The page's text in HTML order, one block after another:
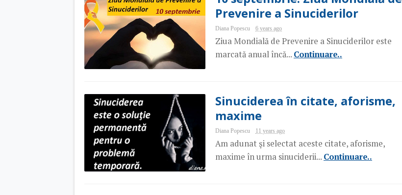
Prevenire a Sinuciderilor
Diana Popescu 6 years ago
Ziua Mondială de Prevenire a Sinuciderilor este
marcată anual încă... Continuare..
Sinuciderea în citate, aforisme,
maxime
Diana Popescu 11 years ago
Am adunat şi selectat aceste citate, aforisme,
maxime în urma sinuciderii... Continuare..